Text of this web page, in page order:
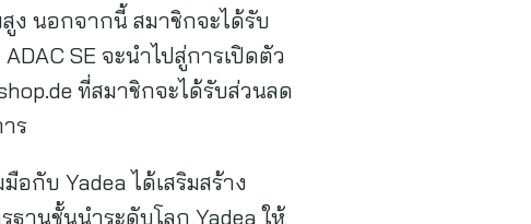
ง นอกจากนี้ สมาชิกจะได้รับ
SE จะนำไปสู่การเปิดตัว
ที่สมาชิกจะได้รับส่วนลด
ร
กับ Yadea ได้เสริมสร้าง
านชั้นนำระดับโลก Yadea ให้